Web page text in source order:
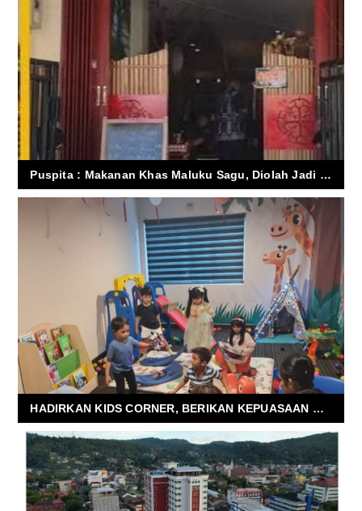
Puspita : Makanan Khas Maluku Sagu, Diolah Jadi Mie pernah Peroleh Satya Lencana tingkat Nasional
HADIRKAN KIDS CORNER, BERIKAN KEPUASAAN BAGI PENGUNJUNG SWISSBEL-HOTEL